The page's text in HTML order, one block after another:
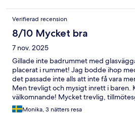
Verifierad recension
8/10 Mycket bra
7 nov. 2025
Gillade inte badrummet med
placerat i rummet! Jag bodde ihop
det passade inte alls att inte få vara
Men trevligt och mysigt inrett i baren.
välkomnande! Mycket trevlig,
reception/ baren. 13-åringen fick ett
ligger centralt och bra
Monika, 3 nätters resa